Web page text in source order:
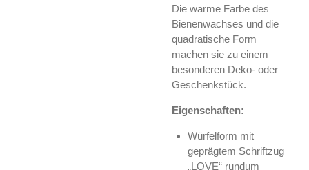
Die warme Farbe des
Bienenwachses und die
quadratische Form
machen sie zu einem
besonderen Deko- oder
Geschenkstück.
Eigenschaften:
Würfelform mit
geprägtem Schriftzug
„LOVE“ rundum